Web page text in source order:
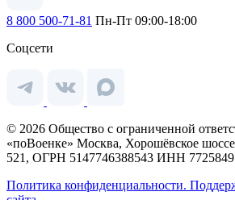
8 800 500-71-81 Пн-Пт 09:00-18:00
Соцсети
© 2026 Общество с ограниченной
«поВоенке» Москва, Хорошёвское
521, ОГРН 5147746388543 ИНН
Политика конфиденциальности.